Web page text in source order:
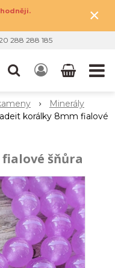
×
288 288 185
Minerály
korálky 8mm fialové
šňůra